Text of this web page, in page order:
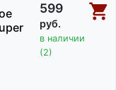
599
руб.
в наличии
(2)